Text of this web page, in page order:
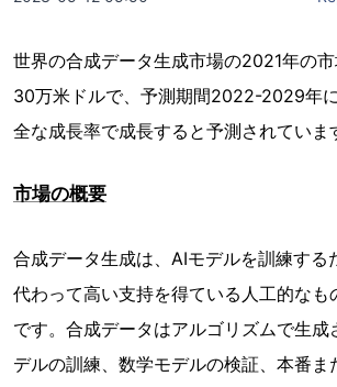
世界の合成データ生成市場の2021年の
30万米ドルで、予測期間2022-2029年
全な成長率で成長すると予測されていま
市場の概要
合成データ生成は、AIモデルを訓練する
代わって高い支持を得ている人工的なも
です。合成データはアルゴリズムで生成
デルの訓練、数学モデルの検証、本番ま